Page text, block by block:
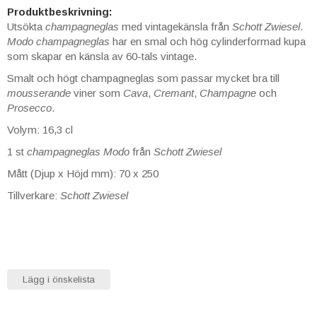
Produktbeskrivning:
Utsökta champagneglas med vintagekänsla från Schott Zwiesel.
Modo champagneglas har en smal och hög cylinderformad kupa
som skapar en känsla av 60-tals vintage.
Smalt och högt champagneglas som passar mycket bra till
mousserande viner som Cava, Cremant, Champagne och
Prosecco.
Volym: 16,3 cl
1 st champagneglas Modo från Schott Zwiesel
Mått (Djup x Höjd mm): 70 x 250
Tillverkare: Schott Zwiesel
Lägg i önskelista